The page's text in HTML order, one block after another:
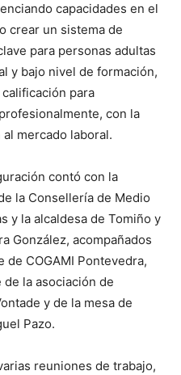
capacidades en el
crear un sistema de
para personas adultas
y bajo nivel de formación,
para
con la
mercado laboral.
contó con la
la Consellería de Medio
y la alcaldesa de Tomiño y
González, acompañados
COGAMI Pontevedra,
la asociación de
y de la mesa de
Pazo.
reuniones de trabajo,